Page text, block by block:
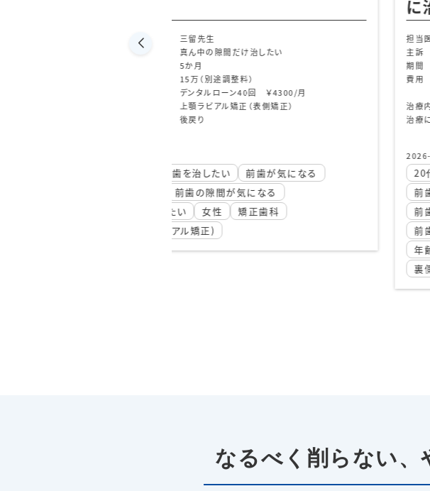
担当医
主訴
八重歯を目立たないように治したい
期間
費用
デンタルローン65回 ￥6200/月
治療内容
上顎リンガル矯正（裏側矯正）
治療に伴うリスク
20代 お悩み別治療
八重歯を治したい
前歯が気になる
前歯
前歯の矯正
前歯の色・形が気になる
前歯をキレイにしたい
女性
年齢別治療
歯並び別治療
矯正歯科
なるべく削らない、